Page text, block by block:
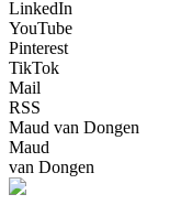
LinkedIn
YouTube
Pinterest
TikTok
Mail
RSS
Maud van Dongen
Maud
van Dongen